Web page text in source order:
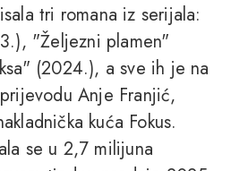
tri romana iz serijala:
"Željezni plamen"
(2024.), a sve ih je na
Anje Franjić,
kuća Fokus.
se u 2,7 milijuna